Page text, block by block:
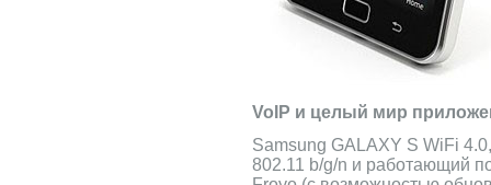
VoIP и целый мир
Samsung GALAXY S WiFi
802.11 b/g/n и работающий